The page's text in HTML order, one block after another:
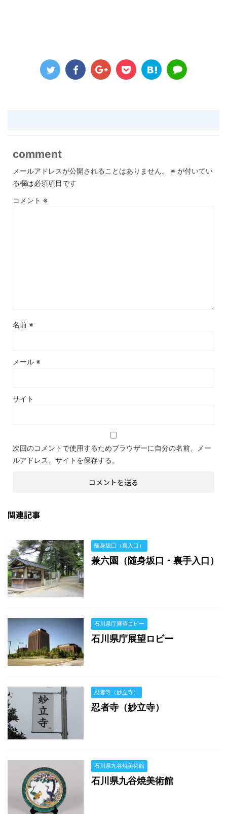
comment
メールアドレスが公開されることはありません。 ※ が付いてい
る欄は必須項目です
コメント ※
名前 ※
メール ※
サイト
次回のコメントで使用するためブラウザーに自分の名前、メー
ルアドレス、サイトを保存する。
関連記事
随身坂口（裏入口）
兼六園（随身坂口・裏手入口）
石川県庁展望ロビー
石川県庁展望ロビー
忍者寺（妙立寺）
忍者寺（妙立寺）
石川県九谷焼美術館
石川県九谷焼美術館